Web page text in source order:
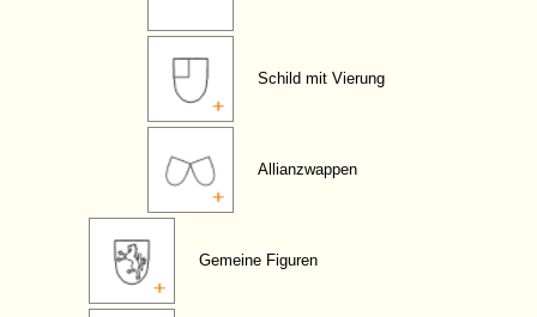
Schild mit Vierung
Allianzwappen
Gemeine Figuren